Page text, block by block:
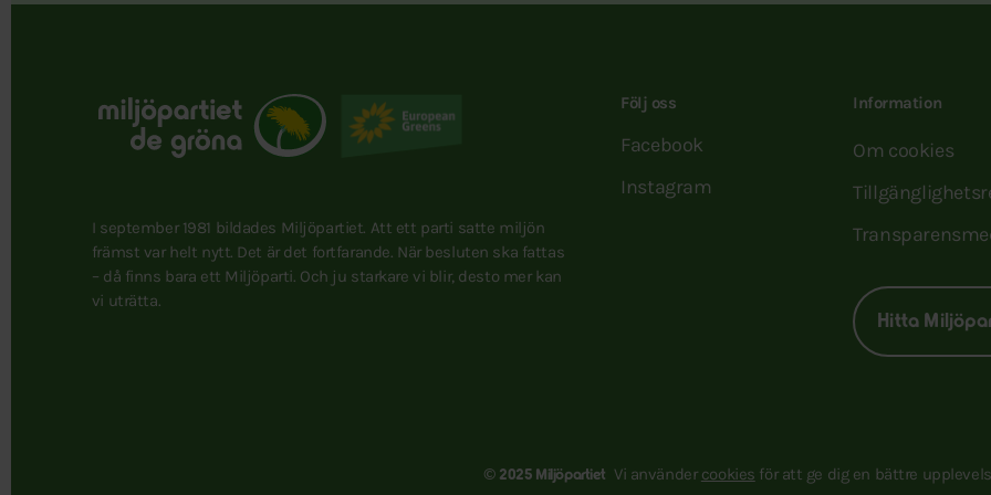
I september 1981 bildades Miljöpartiet. Att ett parti satte miljön
främst var helt nytt. Det är det fortfarande. När besluten ska fattas
– då finns bara ett Miljöparti. Och ju starkare vi blir, desto mer kan
vi uträtta.
Följ oss
Facebook
Instagram
Information
Om cookies
Hitta
© 2025 Miljöpartiet Vi använder cookies för att ge dig en bättre